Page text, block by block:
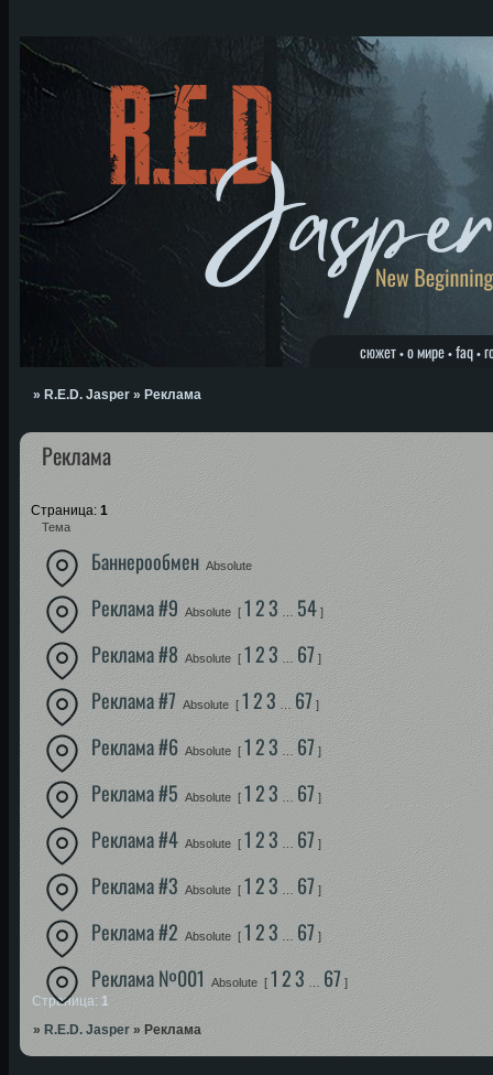
сюжет• о мире• faq•
» R.E.D. Jasper » Реклама
Реклама
Страница: 1
Тема
Баннерообмен Absolute
Реклама #9 Absolute [ 1 23 54 ]
Реклама #8 Absolute [ 123 … 67 ]
Реклама #7 Absolute [ 123 … 67 ]
Реклама #6 Absolute [ 123 … 67 ]
Реклама #5 Absolute [ 123 67 ]
Реклама #4 Absolute [ 123 … 67 ]
Реклама #3 Absolute [ 123 67 ]
Реклама #2 Absolute [ 123 … 67 ]
Реклама №001 Absolute [ 123 … 67 ]
Страница: 1
» R.E.D. Jasper » Реклама